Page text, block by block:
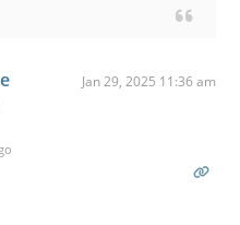
Jan 29, 2025 11:36 am